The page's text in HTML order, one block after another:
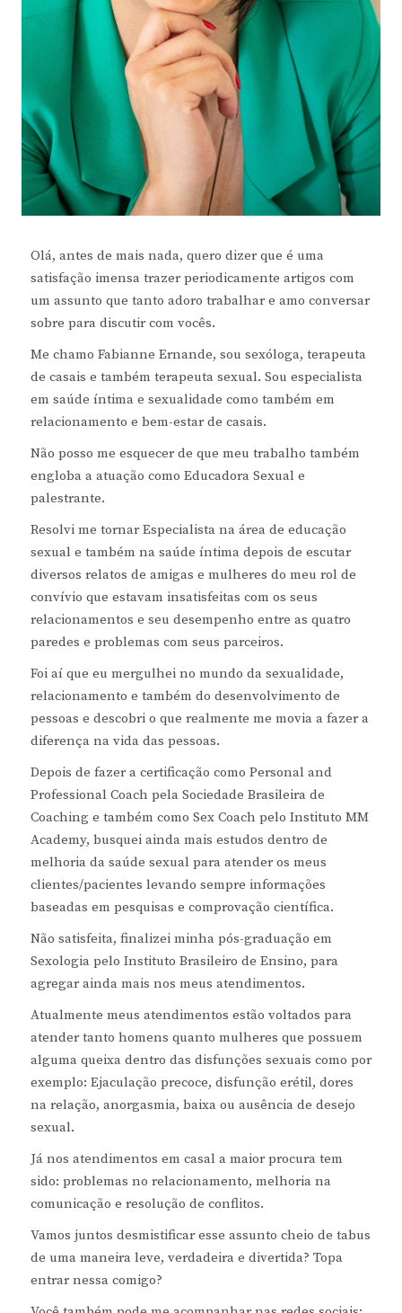
Olá, antes de mais nada, quero dizer que é uma
satisfação imensa trazer periodicamente artigos com
um assunto que tanto adoro trabalhar e amo conversar
sobre para discutir com vocês.
Me chamo Fabianne Ernande, sou sexóloga, terapeuta
de casais e também terapeuta sexual. Sou especialista
em saúde íntima e sexualidade como também em
relacionamento e bem-estar de casais.
Não posso me esquecer de que meu trabalho também
engloba a atuação como Educadora Sexual e
palestrante.
Resolvi me tornar Especialista na área de educação
sexual e também na saúde íntima depois de escutar
diversos relatos de amigas e mulheres do meu rol de
convívio que estavam insatisfeitas com os seus
relacionamentos e seu desempenho entre as quatro
paredes e problemas com seus parceiros.
Foi aí que eu mergulhei no mundo da sexualidade,
relacionamento e também do desenvolvimento de
pessoas e descobri o que realmente me movia a fazer a
diferença na vida das pessoas.
Depois de fazer a certificação como Personal and
Professional Coach pela Sociedade Brasileira de
Coaching e também como Sex Coach pelo Instituto MM
Academy, busquei ainda mais estudos dentro de
melhoria da saúde sexual para atender os meus
clientes/pacientes levando sempre informações
baseadas em pesquisas e comprovação científica.
Não satisfeita, finalizei minha pós-graduação em
Sexologia pelo Instituto Brasileiro de Ensino, para
agregar ainda mais nos meus atendimentos.
Atualmente meus atendimentos estão voltados para
atender tanto homens quanto mulheres que possuem
alguma queixa dentro das disfunções sexuais como por
exemplo: Ejaculação precoce, disfunção erétil, dores
na relação, anorgasmia, baixa ou ausência de desejo
sexual.
Já nos atendimentos em casal a maior procura tem
sido: problemas no relacionamento, melhoria na
comunicação e resolução de conflitos.
Vamos juntos desmistificar esse assunto cheio de tabus
de uma maneira leve, verdadeira e divertida? Topa
entrar nessa comigo?